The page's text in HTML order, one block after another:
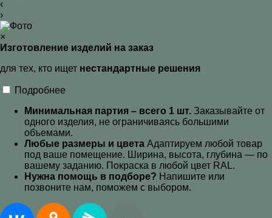
‹
›
×
Изготовление изделий на заказ
для тех, кто ищет нестандартные решения
Подробнее
Минимальная партия – всего 1 шт. Заказывайте от
одного изделия, не ограничиваясь большими
объемами.
Любые размеры и цвета Адаптируем любой товар
под ваше помещение. Ширина, высота, глубина — по
вашему заданию. Покраска в любой цвет RAL.
Нужна помощь в подборе? Напишите или
позвоните нам, поможем с выбором.